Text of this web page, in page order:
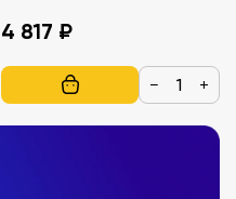
4 817 ₽
− +